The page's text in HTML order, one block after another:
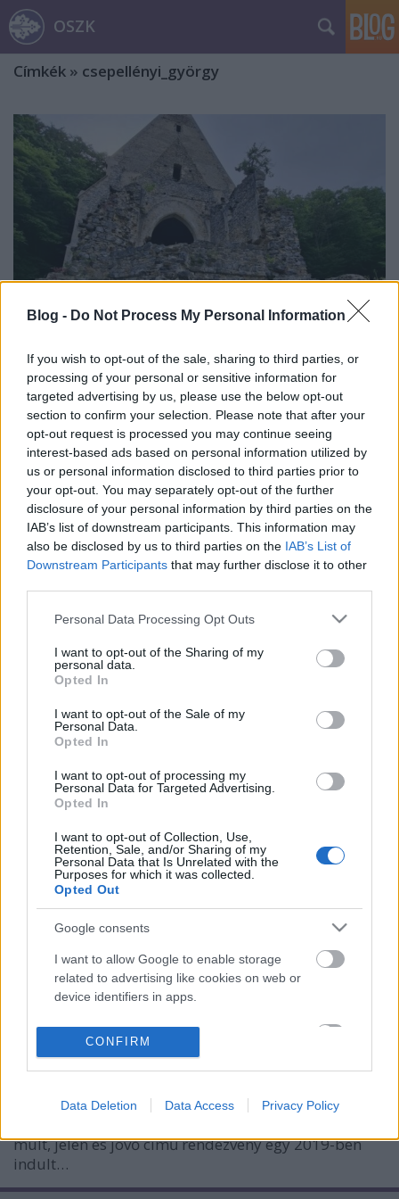
Blog - Do Not Process My Personal Information
If you wish to opt-out of the sale, sharing to third parties, or
processing of your personal or sensitive information for
targeted advertising by us, please use the below opt-out
section to confirm your selection. Please note that after your
opt-out request is processed you may continue seeing
interest-based ads based on personal information utilized by
us or personal information disclosed to third parties prior to
your opt-out. You may separately opt-out of the further
disclosure of your personal information by third parties on the
IAB’s list of downstream participants. This information may
also be disclosed by us to third parties on the IAB’s List of
Downstream Participants that may further disclose it to other
Please note that this website/app uses one or more Google
not limited to your visit or usage behaviour. You may click to
grant or deny consent to Google and its third-party tags to
use your data for below specified purposes in below Google
consent section.
Personal Data Processing Opt Outs
I want to opt-out of the Sharing of my
personal data.
Opted In
I want to opt-out of the Sale of my
Personal Data.
Opted In
I want to opt-out of processing my
Personal Data for Targeted Advertising.
Opted In
I want to opt-out of Collection, Use,
Retention, Sale, and/or Sharing of my
Personal Data that Is Unrelated with the
Purposes for which it was collected.
Opted Out
Google consents
I want to allow Google to enable storage
related to advertising like cookies on web or
device identifiers in apps.
I want to allow my user data to be sent to
personalized advertising.
I want to allow Google to enable storage
related to analytics like cookies on web or
CONFIRM
Data Deletion Data Access Privacy Policy
OSZK
Címkék » csepellényi_györgy
„Nem elrejtőzni a világ elől.”
A pálos rend nyomában Északkelet-
Magyarországon
nemzetikonyvtar•2026. június 25.
A Tokaj-Hegyalja Egyetem (továbbiakban THE)
Kulturális Örökség Tudományok Tanszéke és a
sátoraljaújhelyi Kazinczy Ferenc Múzeum 2026.
június 3. és 5. között pálos konferenciát rendezett,
amelynek első napján Sárospatakon, második
a harmadik napon…
Interdiszciplináris konferencia a
pálos rendről Budapesten
nemzetikonyvtar•2024. október 07.
2024. szeptember 12-én és 13-án kétnapos
konferenciát tartottak az egyetlen magyar alapítású
történetéről és jelenéről Budapesten, a D50 Hotel és
múlt, jelen és jövő című rendezvény egy 2019-ben
indult…